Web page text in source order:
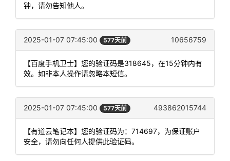
钟，请勿告知他人。
2025-01-07 07:45:00 577天前 10656759
【百度手机卫士】您的验证码是318645，在15分钟内有
效。如非本人操作请忽略本短信。
2025-01-07 07:45:00 577天前 493862015744
【有道云笔记本】您的验证码为：714697，为保证账户
安全，请勿向任何人提供此验证码。